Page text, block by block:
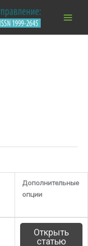
Дополнительные
опции
Открыть
статью